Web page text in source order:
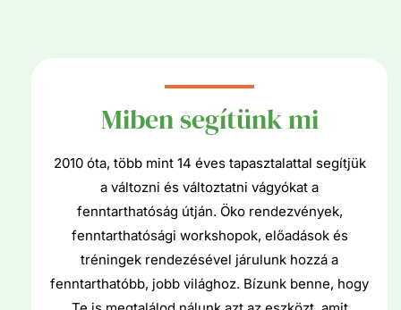
Miben segítünk mi
2010 óta, több mint 14 éves tapasztalattal segítjük
a változni és változtatni vágyókat a
fenntarthatóság útján. Öko rendezvények,
fenntarthatósági workshopok, előadások és
tréningek rendezésével járulunk hozzá a
fenntarthatóbb, jobb világhoz. Bízunk benne, hogy